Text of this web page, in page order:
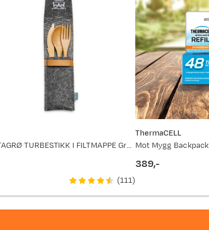
TURTAGRØ TURBESTIKK I FILTMAPPE Grey/Brown
(111)
ThermaCELL
Mot Mygg
389,-